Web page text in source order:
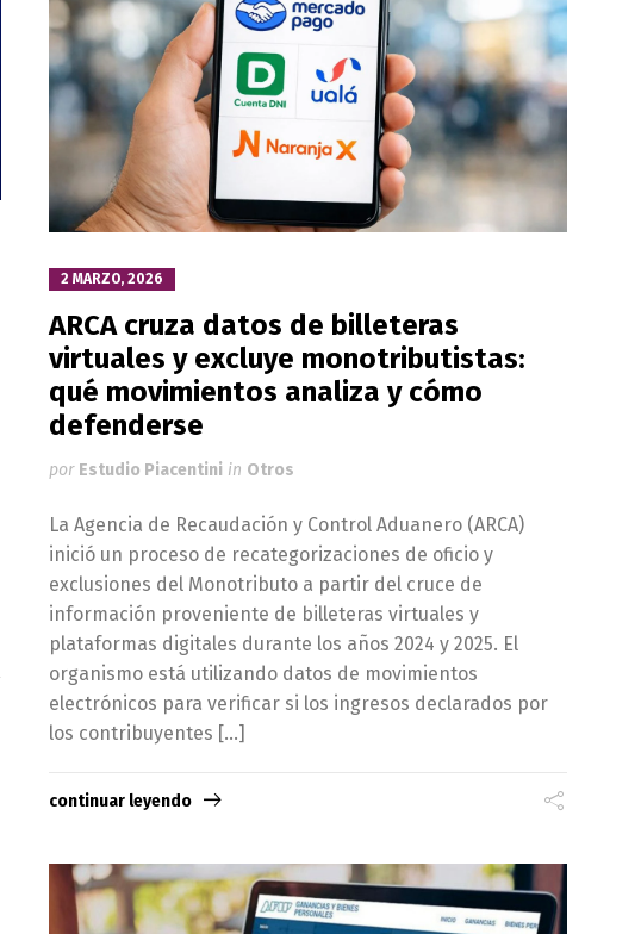
2 MARZO, 2026
ARCA cruza datos de billeteras
virtuales y excluye monotributistas:
qué movimientos analiza y cómo
defenderse
por Estudio Piacentini in Otros
La Agencia de Recaudación y Control Aduanero (ARCA)
inició un proceso de recategorizaciones de oficio y
exclusiones del Monotributo a partir del cruce de
información proveniente de billeteras virtuales y
plataformas digitales durante los años 2024 y 2025. El
organismo está utilizando datos de movimientos
electrónicos para verificar si los ingresos declarados por
los contribuyentes […]
continuar leyendo